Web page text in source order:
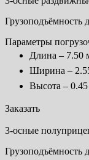
Грузоподъёмность
Параметры
Длина – 7.50
Ширина –
Высота –
Заказать
3-осные
Грузоподъёмность